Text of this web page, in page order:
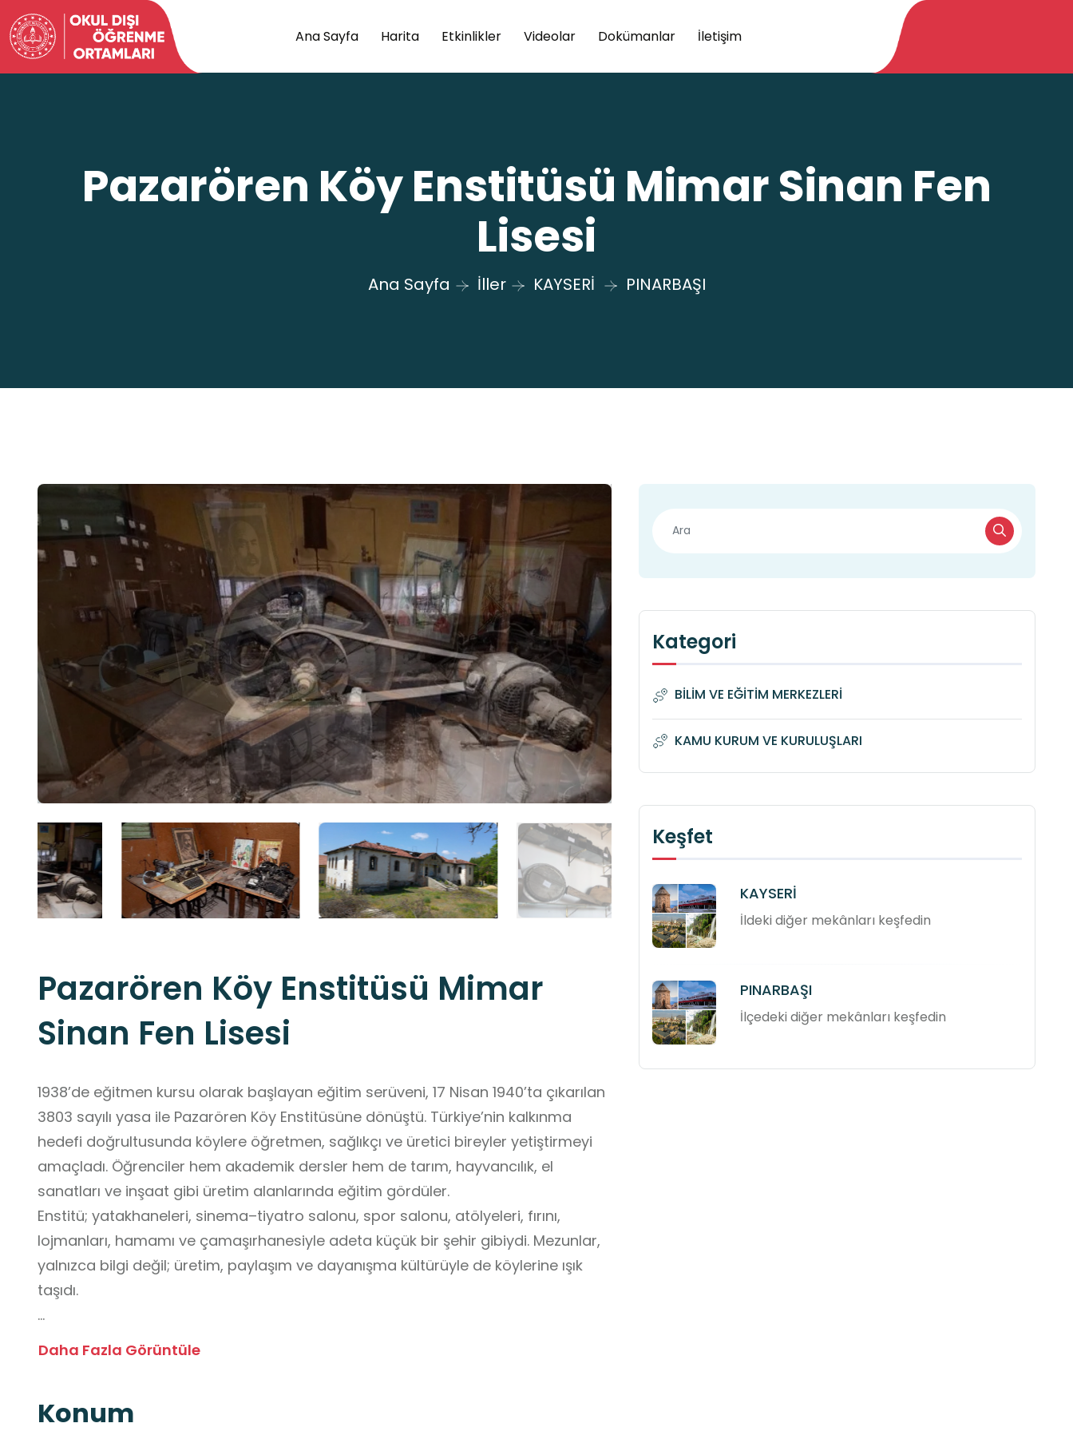
Ana Sayfa Harita Etkinlikler Videolar Dokümanlar İletişim
Pazarören Köy Enstitüsü Mimar Sinan Fen
Lisesi
Ana Sayfa İller KAYSERİ PINARBAŞI
Pazarören Köy Enstitüsü Mimar
Sinan Fen Lisesi
1938’de eğitmen kursu olarak başlayan eğitim serüveni, 17 Nisan 1940’ta çıkarılan
3803 sayılı yasa ile Pazarören Köy Enstitüsüne dönüştü. Türkiye’nin kalkınma
hedefi doğrultusunda köylere öğretmen, sağlıkçı ve üretici bireyler yetiştirmeyi
amaçladı. Öğrenciler hem akademik dersler hem de tarım, hayvancılık, el
sanatları ve inşaat gibi üretim alanlarında eğitim gördüler.
Enstitü; yatakhaneleri, sinema–tiyatro salonu, spor salonu, atölyeleri, fırını,
lojmanları, hamamı ve çamaşırhanesiyle adeta küçük bir şehir gibiydi. Mezunlar,
yalnızca bilgi değil; üretim, paylaşım ve dayanışma kültürüyle de köylerine ışık
taşıdı.
Günümüzde tarihi binalar hâlâ ayakta ve restorasyon çalışmalarıyla korunmaya
Daha Fazla Görüntüle
Konum
Kategori
BİLİM VE EĞİTİM MERKEZLERİ
KAMU KURUM VE KURULUŞLARI
Keşfet
KAYSERİ
İldeki diğer mekânları keşfedin
PINARBAŞI
İlçedeki diğer mekânları keşfedin